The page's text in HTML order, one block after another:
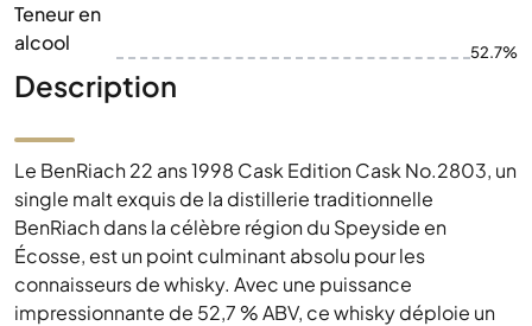
Teneur en
alcool
52.7%
Description
Le BenRiach 22 ans 1998 Cask Edition Cask No.2803, un
single malt exquis de la distillerie traditionnelle
BenRiach dans la célèbre région du Speyside en
Écosse, est un point culminant absolu pour les
connaisseurs de whisky. Avec une puissance
impressionnante de 52,7 % ABV, ce whisky déploie un